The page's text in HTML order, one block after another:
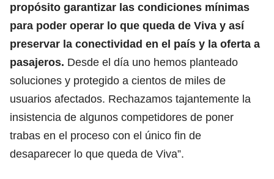
propósito garantizar las condiciones mínimas
para poder operar lo que queda de Viva y así
preservar la conectividad en el país y la oferta a
pasajeros. Desde el día uno hemos planteado
soluciones y protegido a cientos de miles de
usuarios afectados. Rechazamos tajantemente la
insistencia de algunos competidores de poner
trabas en el proceso con el único fin de
desaparecer lo que queda de Viva”.